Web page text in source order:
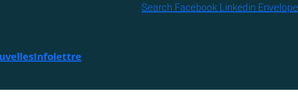
Search Facebook Linkedin Envelope
Infolettre